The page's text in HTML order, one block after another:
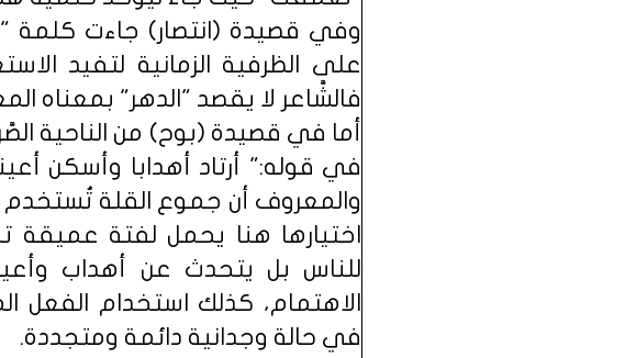
وفي قصيدة (انتصار) جاءت كلمة
على الظرفية الزمانية لتفيد
فالشَّاعر لا يقصد "الدهر" بمعناه
أما في قصيدة (بوح) من الناحية
في قوله:" ‏أرتاد أهدابا وأسكن
والمعروف أن جموع القلة تُستخدم
اختيارها هنا يحمل لفتة
للناس بل يتحدث عن أهداب
الاهتمام، كذلك استخدام الفعل
في حالة وجدانية دائمة ومتجددة.